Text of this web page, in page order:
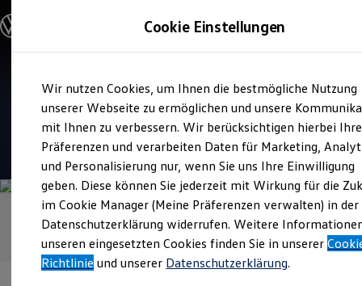
Hauptinhalt
springen
Footer
springen
Modelle & Konfigurator
Nutzfahrzeugkategorien entdecken
Modelle konfigurieren
Vorgängermodelle und Oldtimer
Vorgängermodelle
Oldtimer
Bulli Historie
Branchenlösungen & Gewerbekunden
Umbaulösungen und Hersteller finden
Auf- und Umbauten entdecken & konfigurieren
Groß- und Sonderkunden
Großkunden
Kommunen & Behörden
Journalisten
Sportvereine
Branchenlösungen
Verkauf und Service
Otto Grimm Nutzfahrzeuge
4.7| 38 Bewertungen
Cookie Einstellungen
Wir nutzen Cookies, um Ihnen die bestmögliche Nutzung
unserer Webseite zu ermöglichen und unsere
mit Ihnen zu verbessern. Wir berücksichtigen hierbei Ihre
Präferenzen und verarbeiten Daten für Marketing,
und Personalisierung nur, wenn Sie uns Ihre Einwilligung
geben. Diese können Sie jederzeit mit Wirkung für die
im Cookie Manager (Meine Präferenzen verwalten) in der
Datenschutzerklärung widerrufen. Weitere
unseren eingesetzten Cookies finden Sie in unserer
Richtlinie und unserer Datenschutzerklärung.